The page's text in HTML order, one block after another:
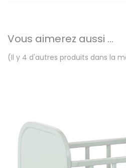
Vous aimerez aussi ...
(Il y 4 d'autres produits dans la